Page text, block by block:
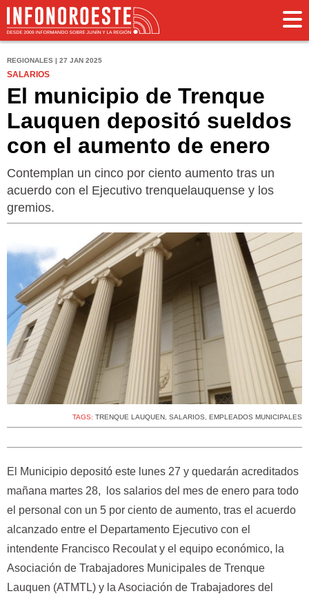
REGIONALES | 27 JAN 2025
SALARIOS
El municipio de Trenque
Lauquen depositó sueldos
con el aumento de enero
Contemplan un cinco por ciento aumento tras un
acuerdo con el Ejecutivo trenquelauquense y los
gremios.
TAGS: TRENQUE LAUQUEN, SALARIOS, EMPLEADOS MUNICIPALES
El Municipio depositó este lunes 27 y quedarán acreditados
mañana martes 28, los salarios del mes de enero para todo
el personal con un 5 por ciento de aumento, tras el acuerdo
alcanzado entre el Departamento Ejecutivo con el
intendente Francisco Recoulat y el equipo económico, la
Asociación de Trabajadores Municipales de Trenque
Lauquen (ATMTL) y la Asociación de Trabajadores del